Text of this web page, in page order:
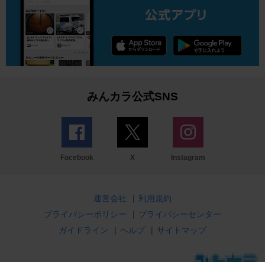
みんカラ公式SNS
Facebook X Instagram
運営会社 | 利用規約
プライバシーポリシー
| プライバシーセンター
ガイドライン
| ヘルプ | サイトマップ